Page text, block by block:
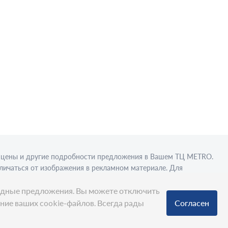
цены и другие подробности предложения в Вашем ТЦ МЕТRО.
от изображения в рекламном материале. Для
предложения. Вы можете отключить
ваших cookie-файлов. Всегда рады
Согласен